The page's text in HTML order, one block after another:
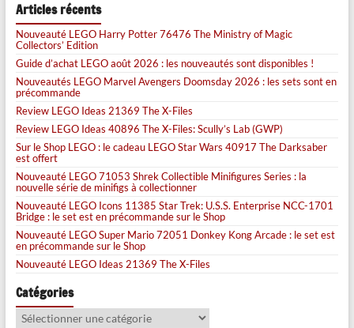
Articles récents
Nouveauté LEGO Harry Potter 76476 The Ministry of Magic
Collectors’ Edition
Guide d’achat LEGO août 2026 : les nouveautés sont disponibles !
Nouveautés LEGO Marvel Avengers Doomsday 2026 : les sets sont en
précommande
Review LEGO Ideas 21369 The X-Files
Review LEGO Ideas 40896 The X-Files: Scully’s Lab (GWP)
Sur le Shop LEGO : le cadeau LEGO Star Wars 40917 The Darksaber
est offert
Nouveauté LEGO 71053 Shrek Collectible Minifigures Series : la
nouvelle série de minifigs à collectionner
Nouveauté LEGO Icons 11385 Star Trek: U.S.S. Enterprise NCC-1701
Bridge : le set est en précommande sur le Shop
Nouveauté LEGO Super Mario 72051 Donkey Kong Arcade : le set est
en précommande sur le Shop
Nouveauté LEGO Ideas 21369 The X-Files
Catégories
Catégories